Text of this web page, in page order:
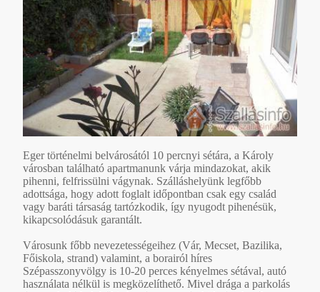
Eger történelmi belvárosától 10 percnyi sétára, a Károly
városban található apartmanunk várja mindazokat, akik
pihenni, felfrissülni vágynak. Szálláshelyünk legfőbb
adottsága, hogy adott foglalt időpontban csak egy család
vagy baráti társaság tartózkodik, így nyugodt pihenésük,
kikapcsolódásuk garantált.
Városunk főbb nevezetességeihez (Vár, Mecset, Bazilika,
Főiskola, strand) valamint, a borairól híres
Szépasszonyvölgy is 10-20 perces kényelmes sétával, autó
használata nélkül is megközelíthető. Mivel drága a parkolás